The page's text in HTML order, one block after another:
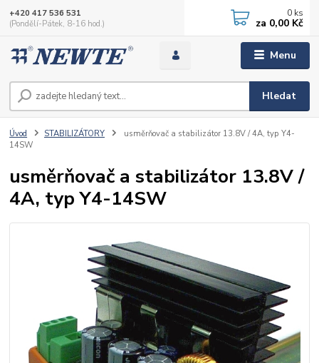
Menu
Hledat
+420 417 536 531
(Pondělí-Pátek, 8-16 hod.)
0 ks
za 0,00 Kč
Úvod STABILIZÁTORY
usměrňovač a stabilizátor 13.8V / 4A, typ Y4-
14SW
usměrňovač a stabilizátor 13.8V /
4A, typ Y4-14SW